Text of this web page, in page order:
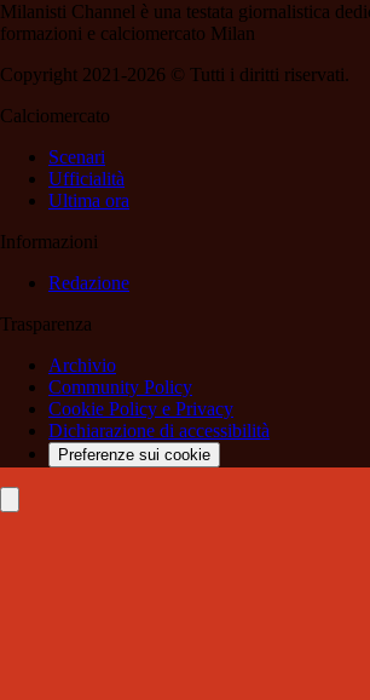
Milanisti Channel è una testata giornalistica
formazioni e calciomercato Milan
Copyright 2021-2026 © Tutti i diritti riservati.
Calciomercato
Scenari
Ufficialità
Ultima ora
Informazioni
Redazione
Trasparenza
Archivio
Community Policy
Cookie Policy e Privacy
Dichiarazione di accessibilità
Preferenze sui cookie